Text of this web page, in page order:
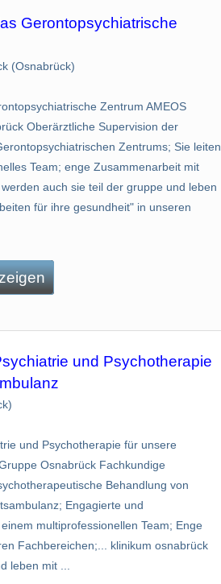
Gerontopsychiatrische
(Osnabrück)
Zentrum AMEOS
Oberärztliche Supervision der
Zentrums; Sie leiten
Team; enge Zusammenarbeit mit
auch sie teil der gruppe und leben
für ihre gesundheit" in unseren
und Psychotherapie
und Psychotherapie für unsere
Osnabrück Fachkundige
Behandlung von
Engagierte und
multiprofessionellen Team; Enge
Fachbereichen;... klinikum osnabrück
leben mit ...